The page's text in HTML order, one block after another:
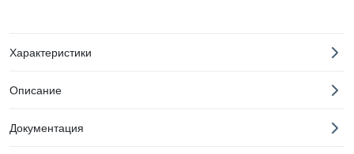
Характеристики
Описание
Документация